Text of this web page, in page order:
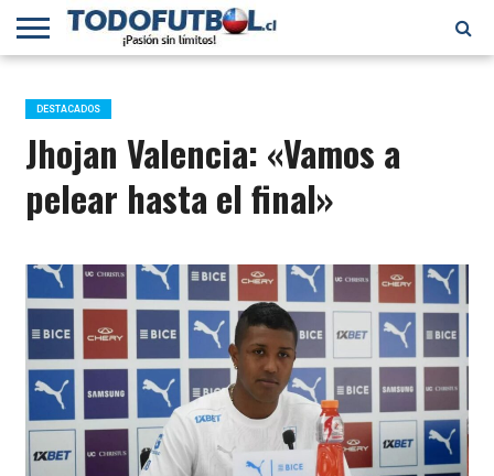
PRIMERA
B
SELECCIÓN
CHILENA
CHILENOS
EN EL
MUNDO
FÚTBOL
INTERNACIONAL
DESTACADOS
Jhojan Valencia: «Vamos a
pelear hasta el final»